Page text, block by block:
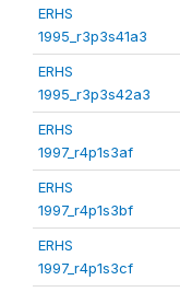
ERHS
1995_r3p3s41a3
ERHS
1995_r3p3s42a3
ERHS
1997_r4p1s3af
ERHS
1997_r4p1s3bf
ERHS
1997_r4p1s3cf